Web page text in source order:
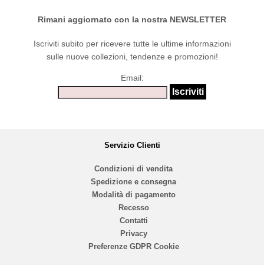
Rimani aggiornato con la nostra NEWSLETTER
Iscriviti subito per ricevere tutte le ultime informazioni
sulle nuove collezioni, tendenze e promozioni!
Email:
Servizio Clienti
Condizioni di vendita
Spedizione e consegna
Modalità di pagamento
Recesso
Contatti
Privacy
Preferenze GDPR Cookie